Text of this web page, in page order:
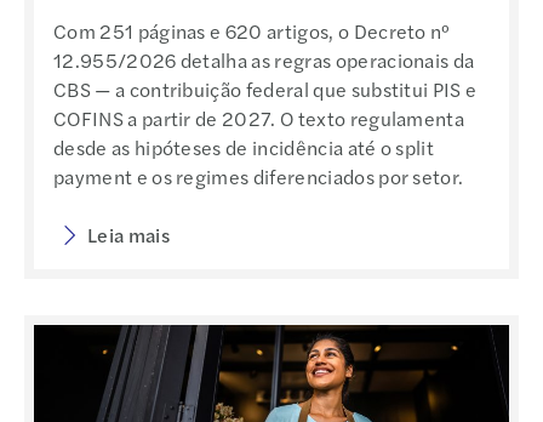
Com 251 páginas e 620 artigos, o Decreto nº
12.955/2026 detalha as regras operacionais da
CBS — a contribuição federal que substitui PIS e
COFINS a partir de 2027. O texto regulamenta
desde as hipóteses de incidência até o split
payment e os regimes diferenciados por setor.
Leia mais